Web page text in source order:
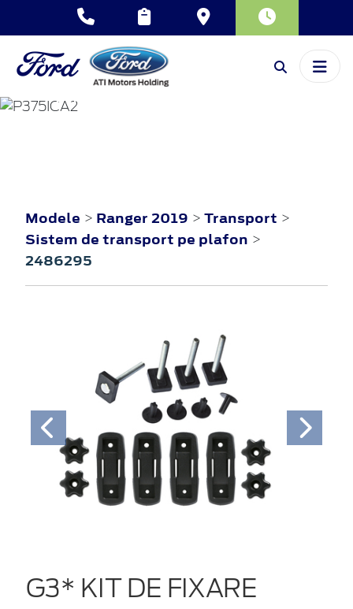
RANGER
Modele > Ranger 2019 > Transport >
Sistem de transport pe plafon >
2486295
G3* KIT DE FIXARE